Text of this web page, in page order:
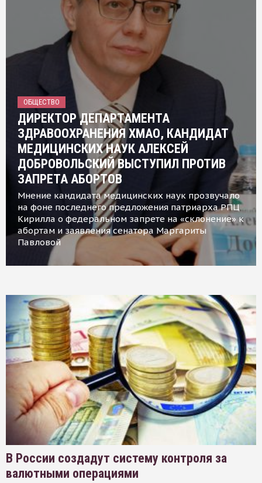
ОБЩЕСТВО
ДИРЕКТОР ДЕПАРТАМЕНТА
ЗДРАВООХРАНЕНИЯ ХМАО, КАНДИДАТ
МЕДИЦИНСКИХ НАУК АЛЕКСЕЙ
ДОБРОВОЛЬСКИЙ ВЫСТУПИЛ ПРОТИВ
ЗАПРЕТА АБОРТОВ
Мнение кандидата медицинских наук прозвучало
на фоне последнего предложения патриарха РПЦ
Кирилла о федеральном запрете на «склонение» к
абортам и заявления сенатора Маргариты
Павловой
В России создадут систему контроля за
валютными операциями